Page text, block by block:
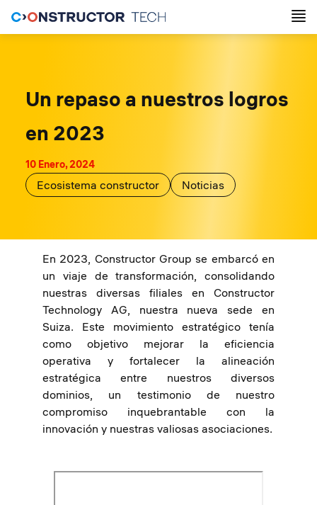
Un repaso a nuestros logros
en 2023
10 Enero, 2024
Ecosistema constructor Noticias
En 2023, Constructor Group se embarcó en
un viaje de transformación, consolidando
nuestras diversas filiales en Constructor
Technology AG, nuestra nueva sede en
Suiza. Este movimiento estratégico tenía
como objetivo mejorar la eficiencia
operativa y fortalecer la alineación
estratégica entre nuestros diversos
dominios, un testimonio de nuestro
compromiso inquebrantable con la
innovación y nuestras valiosas asociaciones.